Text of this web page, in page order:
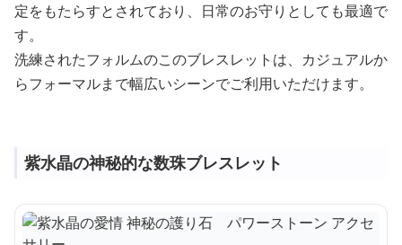
定をもたらすとされており、日常のお守りとしても最適で
す。
洗練されたフォルムのこのブレスレットは、カジュアルか
らフォーマルまで幅広いシーンでご利用いただけます。
紫水晶の神秘的な数珠ブレスレット